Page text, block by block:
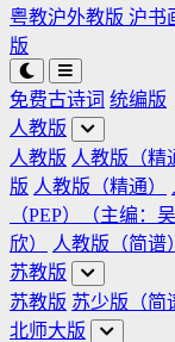
粤教沪外教版 沪书
版
免费古诗词 统编版
人教版
人教版 人教版（精
版 人教版（精通）
（PEP）（主编：吴
欣）
人教版（简谱）
苏教版
苏教版 苏少版（简
北师大版